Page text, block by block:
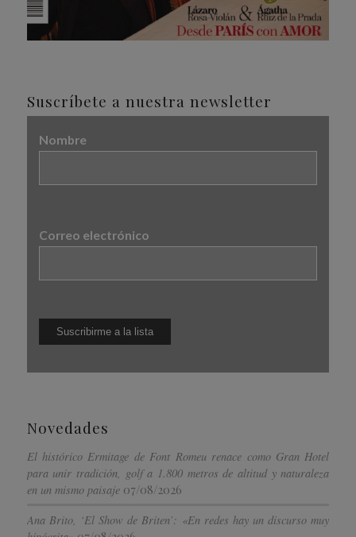
Suscríbete a nuestra newsletter
Nombre
Correo electrónico
Novedades
El histórico Ermitage de Font Romeu renace como Gran Hotel
para unir tradición, golf a 1.800 metros de altitud y naturaleza
en un mismo paisaje 07/08/2026
Ana Brito, ‘El Show de Briten’: «En redes hay un discurso muy